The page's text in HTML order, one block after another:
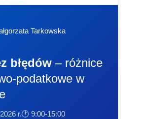
Tarkowska
błędów – różnice
podatkowe w
r.🕐 9:00-15:00